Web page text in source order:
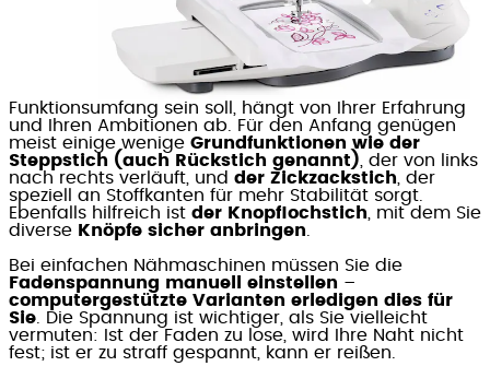
Funktionsumfang sein soll, hängt von Ihrer Erfahrung
und Ihren Ambitionen ab. Für den Anfang genügen
meist einige wenige Grundfunktionen wie der
Steppstich (auch Rückstich genannt) , der von links
nach rechts verläuft, und der Zickzackstich , der
speziell an Stoffkanten für mehr Stabilität sorgt.
Ebenfalls hilfreich ist der Knopflochstich , mit dem Sie
diverse Knöpfe sicher anbringen
Bei einfachen Nähmaschinen müssen Sie die
Fadenspannung manuell einstellen –
computergestützte Varianten erledigen dies für
Sie . Die Spannung ist wichtiger, als Sie vielleicht
vermuten: Ist der Faden zu lose, wird Ihre Naht nicht
fest; ist er zu straff gespannt, kann er reißen.